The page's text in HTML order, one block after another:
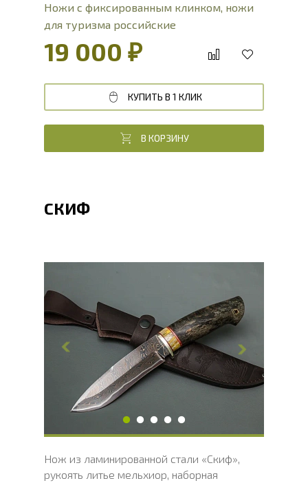
Ножи с фиксированным клинком, ножи
для туризма российские
19 000 ₽
КУПИТЬ В 1 КЛИК
В КОРЗИНУ
СКИФ
Общая длина, мм
264.2
Длина клинка, мм
146.7
Ширина клинка, мм
36.6
Толщина обуха, мм
Ширина рукояти, мм
30.1
Длина рукояти, мм
117.5
Толщина рукояти, мм
23.1
Твердость клинка, HRC
Нож из ламинированной стали «Скиф»,
рукоять литье мельхиор, наборная